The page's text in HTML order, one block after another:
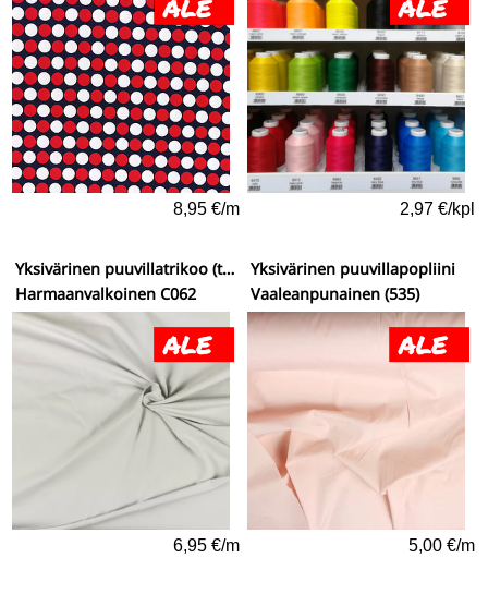
8,95 €/m 2,97 €/kpl
Yksivärinen puuvillatrikoo (tricot) - kestävä
Harmaanvalkoinen C062
6,95 €/m
Yksivärinen puuvillapopliini
Vaaleanpunainen (535)
5,00 €/m